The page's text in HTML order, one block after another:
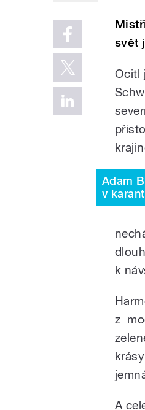
svět
Ocitl
Adam
v
k
z
A